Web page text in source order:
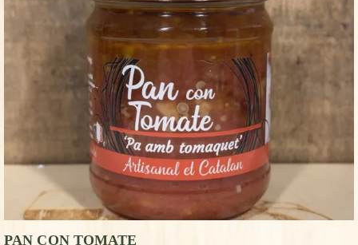
PAN CON TOMATE